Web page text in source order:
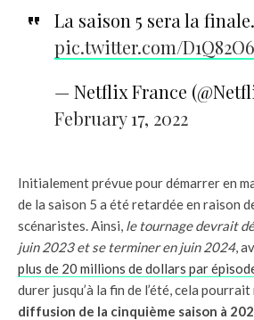
La saison 5 sera la finale.
pic.twitter.com/
— Netflix France
February 17, 2022
Initialement prévue pour démarrer en
de la saison 5 a été retardée en raison
scénaristes. Ainsi, le tournage devrait
juin 2023 et se terminer en juin 2024,
plus de 20 millions de dollars par
durer jusqu’à la fin de l’été, cela
diffusion de la cinquième saison à